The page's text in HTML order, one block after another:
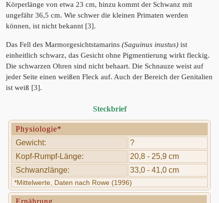
Körperlänge von etwa 23 cm, hinzu kommt der Schwanz mit
ungefähr 36,5 cm. Wie schwer die kleinen Primaten werden
können, ist nicht bekannt [3].
Das Fell des Marmorgesichtstamarins (Saguinus inustus) ist
einheitlich schwarz, das Gesicht ohne Pigmentierung wirkt fleckig.
Die schwarzen Ohren sind nicht behaart. Die Schnauze weist auf
jeder Seite einen weißen Fleck auf. Auch der Bereich der Genitalien
ist weiß [3].
Steckbrief
Physiologie*
Gewicht:
?
Kopf-Rumpf-Länge:
20,8 - 25,9 cm
Schwanzlänge:
33,0 - 41,0 cm
*Mittelwerte, Daten nach Rowe (1996)
Ernährung